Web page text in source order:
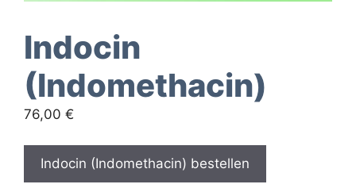
Indocin
(Indomethacin)
76,00 €
Indocin (Indomethacin) bestellen